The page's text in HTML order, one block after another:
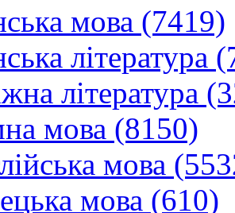
мова (7419)
література
література
мова (8150)
мова
мова (610)